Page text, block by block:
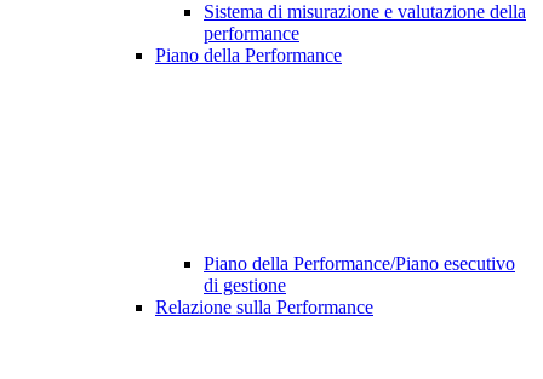
Sistema di misurazione e valutazione della
performance
Piano della Performance
Piano della Performance/Piano esecutivo
di gestione
Relazione sulla Performance